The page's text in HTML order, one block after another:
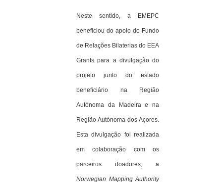
Neste sentido, a EMEPC
beneficiou do apoio do Fundo
de Relações Bilaterias do EEA
Grants para a divulgação do
projeto junto do estado
beneficiário na Região
Autónoma da Madeira e na
Região Autónoma dos Açores.
Esta divulgação foi realizada
em colaboração com os
parceiros doadores, a
Norwegian Mapping Authority